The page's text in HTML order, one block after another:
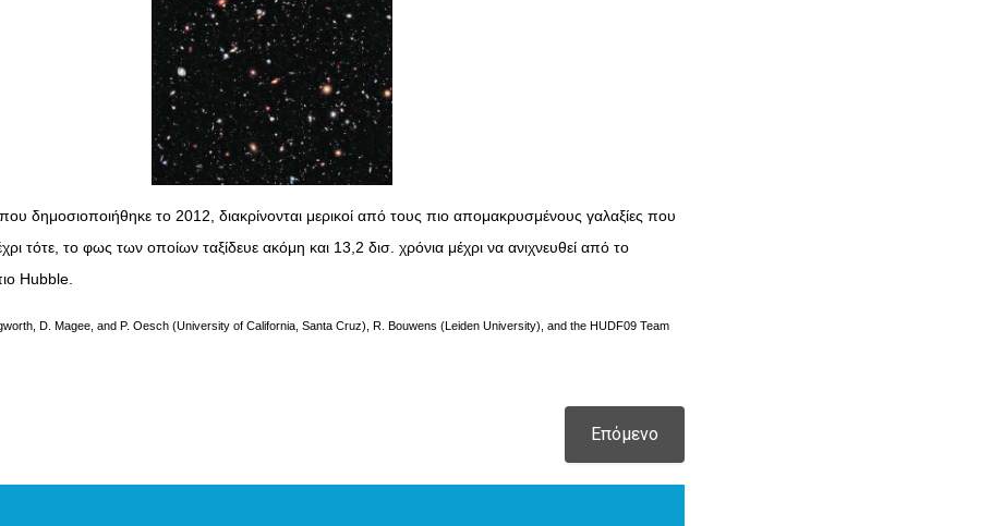
δημοσιοποιήθηκε το 2012, διακρίνονται μερικοί από τους πιο απομακρυσμένους γαλαξίες που
τότε, το φως των οποίων ταξίδευε ακόμη και 13,2 δισ. χρόνια μέχρι να ανιχνευθεί από το
Hubble.
D. Magee, and P. Oesch (University of California, Santa Cruz), R. Bouwens (Leiden University), and the HUDF09 Team